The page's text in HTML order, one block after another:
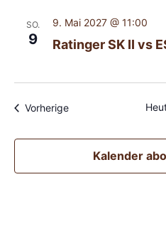
SO.
9 Ratinger SK II vs
9. Mai 2027 @ 11:00
VorherigeVeranstaltungen
Kalender